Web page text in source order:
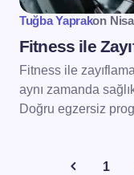
Tuğba Yaprakon
Fitness ile
Fitness ile
aynı zamanda
Doğru egzersiz
1